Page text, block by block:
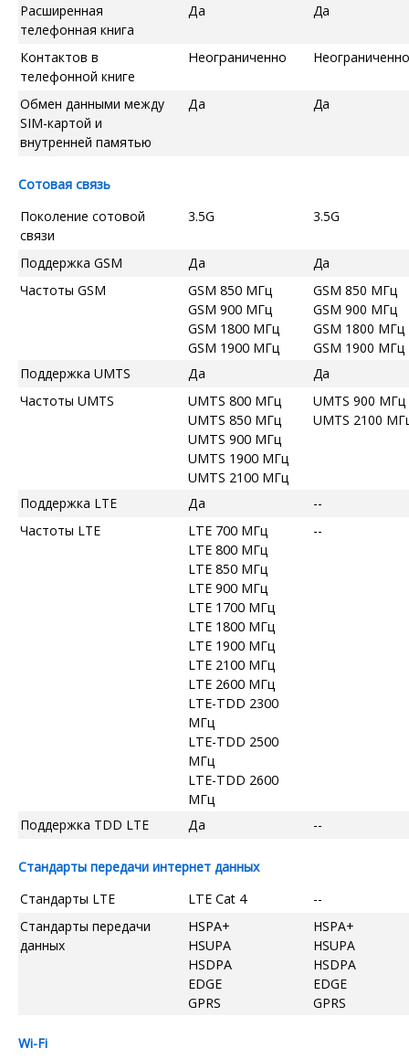
Расширенная
телефонная книга
Да Да
Контактов в
телефонной книге
Неограниченно Неограниченно
Обмен данными между
SIM-картой и
внутренней памятью
Да Да
Сотовая связь
Поколение сотовой
связи
3.5G 3.5G
Поддержка GSM Да
Да
Частоты GSM
GSM 850 МГц
GSM 900 МГц
GSM 1800 МГц
GSM 1900 МГц
GSM 850 МГц
GSM 900 МГц
GSM 1800 МГц
GSM 1900 МГц
Поддержка UMTS
Да
Да
Частоты UMTS
UMTS 800 МГц
UMTS 850 МГц
UMTS 900 МГц
UMTS 1900 МГц
UMTS 2100 МГц
UMTS 900 МГц
UMTS 2100
Поддержка LTE Да
--
Частоты LTE
LTE 700 МГц
LTE 800 МГц
LTE 850 МГц
LTE 900 МГц
LTE 1700 МГц
LTE 1800 МГц
LTE 1900 МГц
LTE 2100 МГц
LTE 2600 МГц
LTE-TDD 2300
МГц
LTE-TDD 2500
МГц
LTE-TDD 2600
МГц
--
Поддержка TDD LTE Да --
Стандарты передачи интернет данных
Стандарты LTE
LTE Cat 4
--
Стандарты передачи
данных
HSPA+
HSUPA
HSDPA
EDGE
GPRS
HSPA+
HSUPA
HSDPA
EDGE
GPRS
Wi-Fi